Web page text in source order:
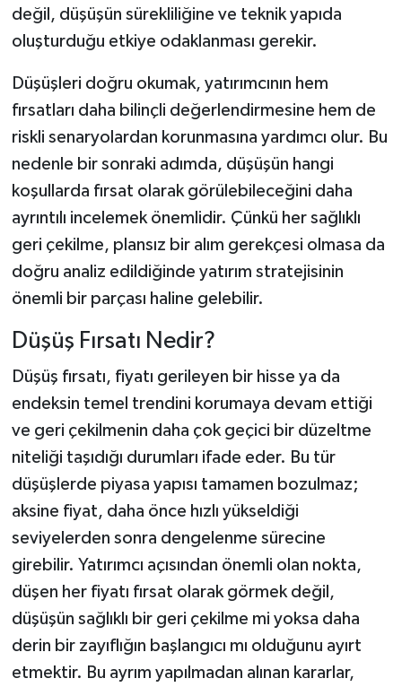
değil, düşüşün sürekliliğine ve teknik yapıda
oluşturduğu etkiye odaklanması gerekir.
Düşüşleri doğru okumak, yatırımcının hem
fırsatları daha bilinçli değerlendirmesine hem de
riskli senaryolardan korunmasına yardımcı olur. Bu
nedenle bir sonraki adımda, düşüşün hangi
koşullarda fırsat olarak görülebileceğini daha
ayrıntılı incelemek önemlidir. Çünkü her sağlıklı
geri çekilme, plansız bir alım gerekçesi olmasa da
doğru analiz edildiğinde yatırım stratejisinin
önemli bir parçası haline gelebilir.
Düşüş Fırsatı Nedir?
Düşüş fırsatı, fiyatı gerileyen bir hisse ya da
endeksin temel trendini korumaya devam ettiği
ve geri çekilmenin daha çok geçici bir düzeltme
niteliği taşıdığı durumları ifade eder. Bu tür
düşüşlerde piyasa yapısı tamamen bozulmaz;
aksine fiyat, daha önce hızlı yükseldiği
seviyelerden sonra dengelenme sürecine
girebilir. Yatırımcı açısından önemli olan nokta,
düşen her fiyatı fırsat olarak görmek değil,
düşüşün sağlıklı bir geri çekilme mi yoksa daha
derin bir zayıflığın başlangıcı mı olduğunu ayırt
etmektir. Bu ayrım yapılmadan alınan kararlar,